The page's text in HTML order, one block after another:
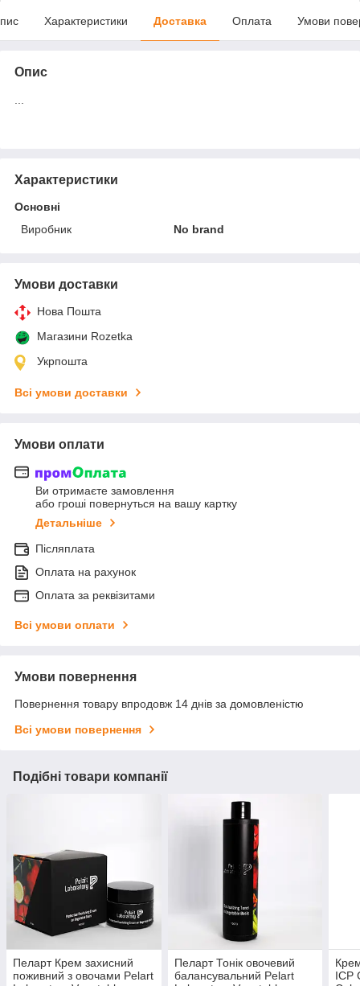
Характеристики Доставка Оплата Умови
Опис
Характеристики
Основні
Виробник
No brand
Умови доставки
Нова Пошта
Магазини Rozetka
Укрпошта
Всі умови доставки
Умови оплати
Ви отримаєте замовлення
або гроші повернуться на вашу картку
Детальніше
Післяплата
Оплата на рахунок
Оплата за реквізитами
Всі умови оплати
Умови повернення
Повернення товару впродовж 14 днів за домовленістю
Всі умови повернення
Подібні товари компанії
Пеларт Крем захисний
поживний з овочами Pelart
Пеларт Тонік овочевий
балансувальний Pelart
ICP